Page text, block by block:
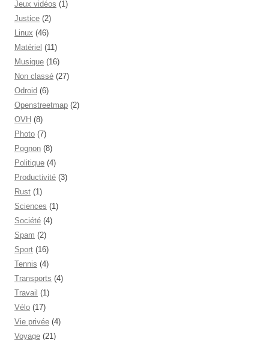
Jeux vidéos (1)
Justice (2)
Linux (46)
Matériel (11)
Musique (16)
Non classé (27)
Odroid (6)
Openstreetmap (2)
OVH (8)
Photo (7)
Pognon (8)
Politique (4)
Productivité (3)
Rust (1)
Sciences (1)
Société (4)
Spam (2)
Sport (16)
Tennis (4)
Transports (4)
Travail (1)
Vélo (17)
Vie privée (4)
Voyage (21)